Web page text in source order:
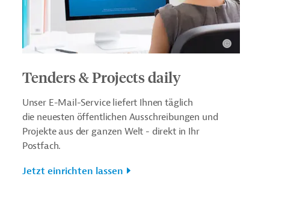
Tenders & Projects daily
Unser E-Mail-Service liefert Ihnen täglich
die neuesten öffentlichen Ausschreibungen und
Projekte aus der ganzen Welt - direkt in Ihr
Postfach.
Jetzt einrichten lassen